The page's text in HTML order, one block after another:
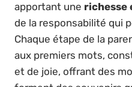
apportant une richesse
de la responsabilité qui
Chaque étape de la
aux premiers mots,
et de joie, offrant des